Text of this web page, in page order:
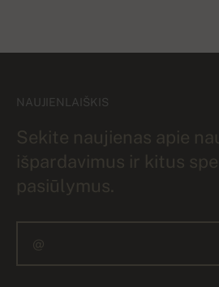
NAUJIENLAIŠKIS
Sekite naujienas apie
išpardavimus ir kitus
pasiūlymus.